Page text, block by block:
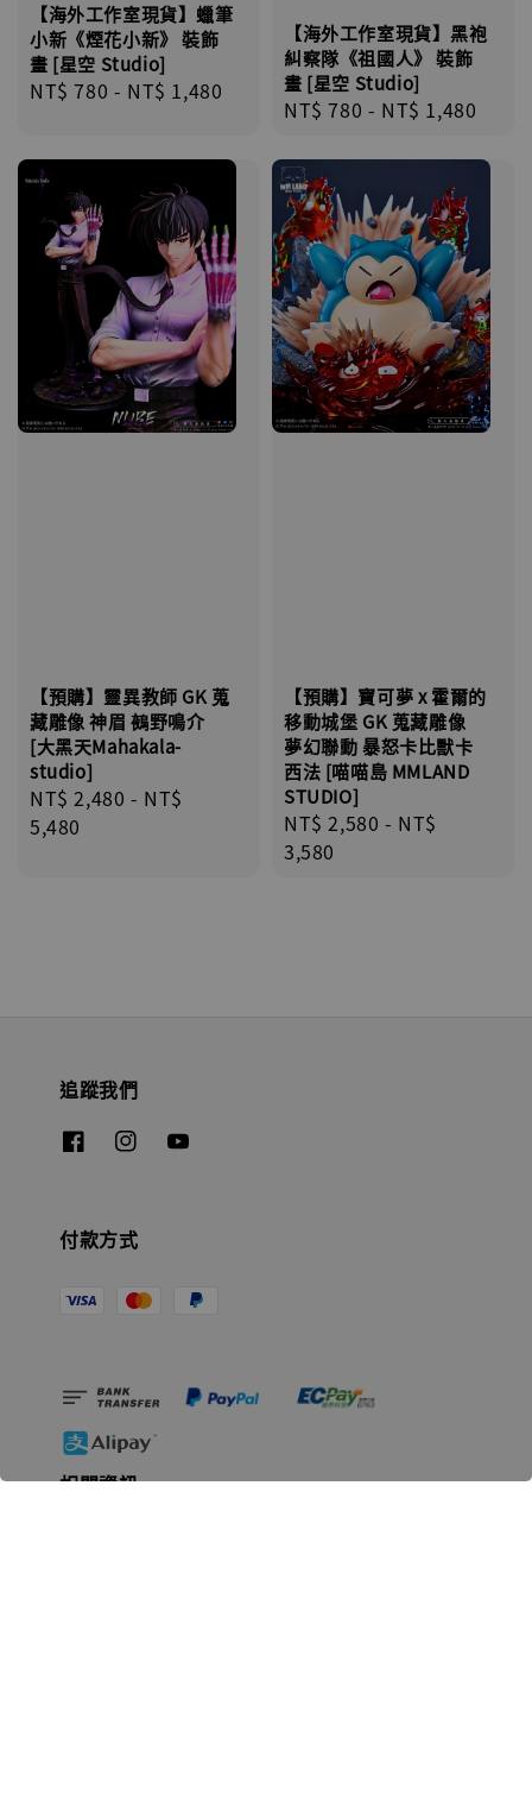
【海外工作室現貨】蠟筆
小新《煙花小新》 裝飾
畫 [星空 Studio]
Regular
NT$ 780 - NT$ 1,480
【海外工作室現貨】黑袍
糾察隊《祖國人》 裝飾
畫 [星空 Studio]
Regular
NT$ 780 - NT$ 1,480
【預購】靈異教師 GK 蒐
藏雕像 神眉 鵺野鳴介
[大黑天Mahakala-
studio]
Regular
price
NT$ 2,480 - NT$
5,480
【預購】寶可夢 x 霍爾的
移動城堡 GK 蒐藏雕像
夢幻聯動 暴怒卡比獸卡
西法 [喵喵島 MMLAND
STUDIO]
Regular
price
NT$ 2,580 - NT$
3,580
追蹤我們
付款方式
相關資訊